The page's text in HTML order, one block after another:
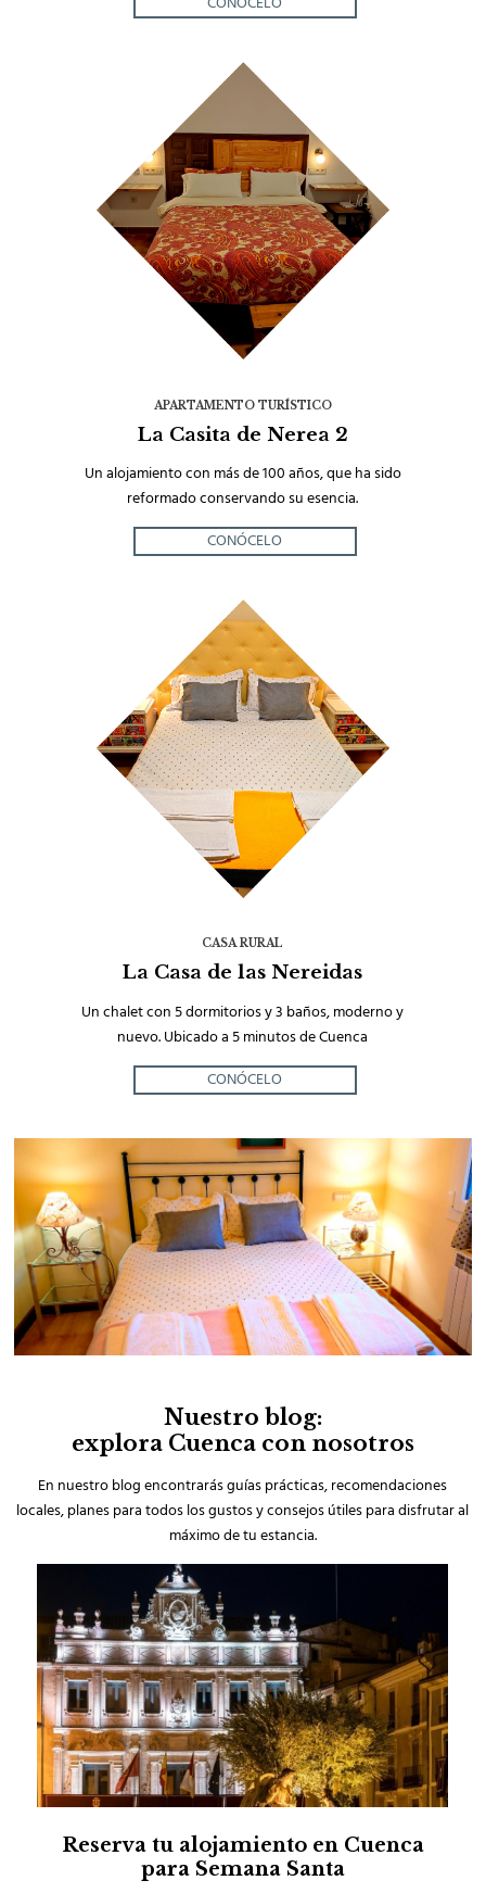
APARTAMENTO TURÍSTICO
La Casita de Nerea 2
Un alojamiento con más de 100 años, que ha sido
reformado conservando su esencia.
CONÓCELO
CASA RURAL
La Casa de las Nereidas
Un chalet con 5 dormitorios y 3 baños, moderno y
nuevo. Ubicado a 5 minutos de Cuenca
CONÓCELO
Nuestro blog:
explora Cuenca con nosotros
En nuestro blog encontrarás guías prácticas, recomendaciones
locales, planes para todos los gustos y consejos útiles para disfrutar al
máximo de tu estancia.
Reserva tu alojamiento en Cuenca
para Semana Santa